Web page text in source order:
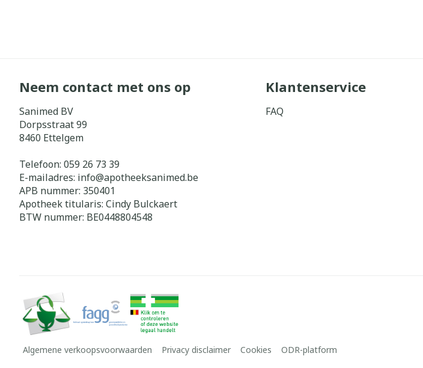
Neem contact met ons op
Sanimed BV
Dorpsstraat 99
8460 Ettelgem
Telefoon: 059 26 73 39
E-mailadres: info@apotheeksanimed.be
APB nummer: 350401
Apotheek titularis: Cindy Bulckaert
BTW nummer: BE0448804548
Klantenservice
FAQ
Algemene verkoopsvoorwaarden Privacy disclaimer Cookies ODR-platform